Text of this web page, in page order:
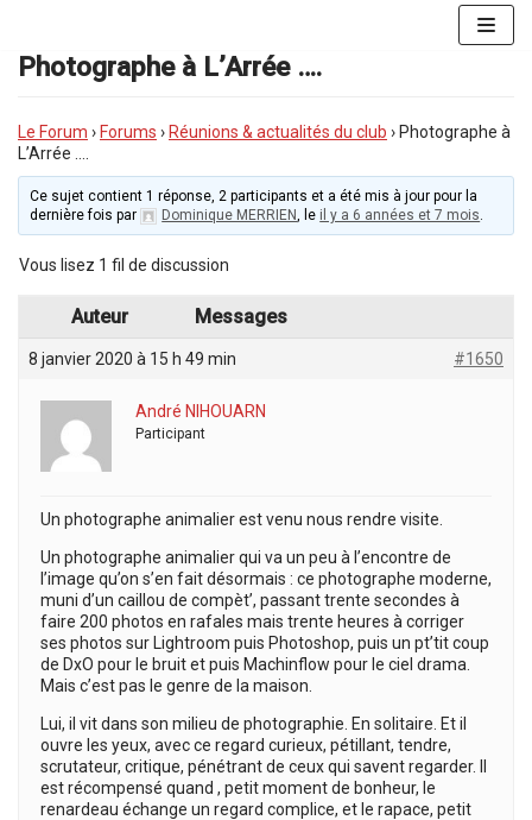
au
contenu
Photographe à L’Arrée ….
Le Forum › Forums › Réunions & actualités du club › Photographe à
L’Arrée ….
Ce sujet contient 1 réponse, 2 participants et a été mis à jour pour la
dernière fois par
Dominique MERRIEN, le il y a 6 années et 7 mois.
Vous lisez 1 fil de discussion
Auteur Messages
8 janvier 2020 à 15 h 49 min #1650
André NIHOUARN
Participant
Un photographe animalier est venu nous rendre visite.
Un photographe animalier qui va un peu à l’encontre de
l’image qu’on s’en fait désormais : ce photographe moderne,
muni d’un caillou de compèt’, passant trente secondes à
faire 200 photos en rafales mais trente heures à corriger
ses photos sur Lightroom puis Photoshop, puis un pt’tit coup
de DxO pour le bruit et puis Machinflow pour le ciel drama.
Mais c’est pas le genre de la maison.
Lui, il vit dans son milieu de photographie. En solitaire. Et il
ouvre les yeux, avec ce regard curieux, pétillant, tendre,
scrutateur, critique, pénétrant de ceux qui savent regarder. Il
est récompensé quand , petit moment de bonheur, le
renardeau échange un regard complice, et le rapace, petit